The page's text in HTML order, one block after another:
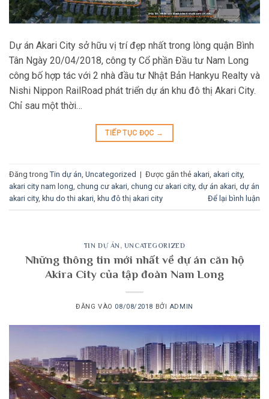
Dự án Akari City sở hữu vị trí đẹp nhất trong lòng quận Bình
Tân Ngày 20/04/2018, công ty Cổ phần Đầu tư Nam Long
công bố hợp tác với 2 nhà đầu tư Nhật Bản Hankyu Realty và
Nishi Nippon RailRoad phát triển dự án khu đô thị Akari City.
Chỉ sau một thời…
TIẾP TỤC ĐỌC →
Đăng trong Tin dự án Uncategorized | Được gắn thẻ akari akari city,
akari city nam long chung cư akari chung cư akari city, dự án akari dự án
akari city, khu do thi akari khu đô thị akari city Để lại bình luận
TIN DỰ ÁN , UNCATEGORIZED
Những thông tin mới nhất về dự án căn hộ
Akira City của tập đoàn Nam Long
ĐĂNG VÀO 08/08/2018 BỞI ADMIN